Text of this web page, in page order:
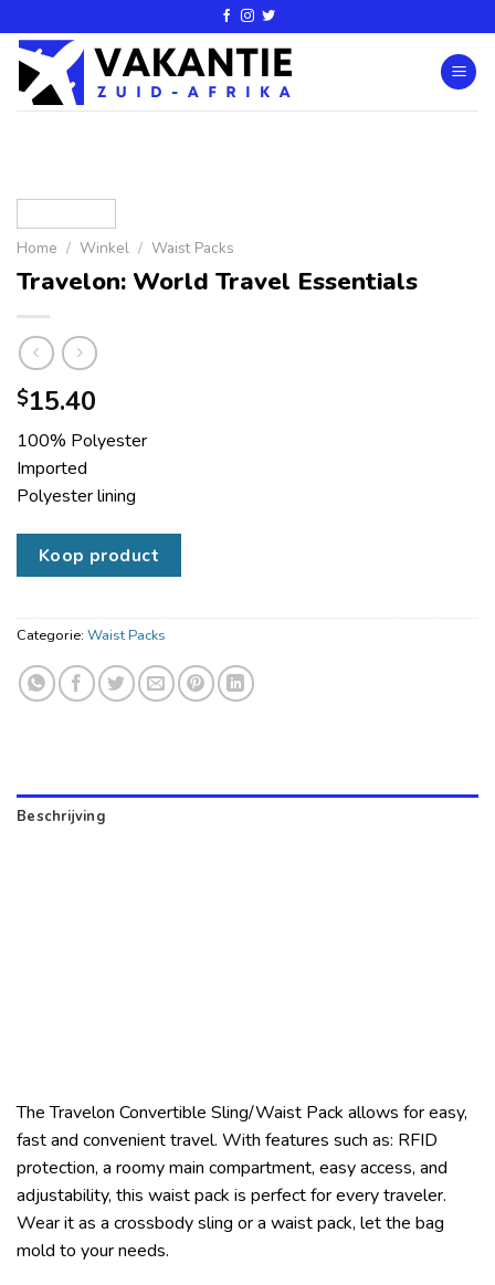
Home / Winkel / Waist Packs
Travelon: World Travel Essentials
$15.40
100% Polyester
Imported
Polyester lining
Koop product
Categorie: Waist Packs
Beschrijving
The Travelon Convertible Sling/Waist Pack allows for easy,
fast and convenient travel. With features such as: RFID
protection, a roomy main compartment, easy access, and
adjustability, this waist pack is perfect for every traveler.
Wear it as a crossbody sling or a waist pack, let the bag
mold to your needs.